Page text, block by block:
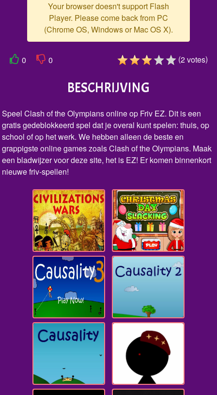
Your browser doesn't support Flash
Player. Please come back from PC
(Chrome OS, Windows or Mac OS X).
0 0 (2votes)
BESCHRIJVING
Speel Clash of the Olympians online op Friv EZ. Dit is een
gratis gedeblokkeerd spel dat je overal kunt spelen: thuis, op
school of op het werk. We hebben alleen de beste en
grappigste online games zoals Clash of the Olympians. Maak
een bladwijzer voor deze site, het is EZ! Er komen binnenkort
nieuwe friv-spellen!